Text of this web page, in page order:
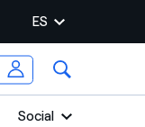
ES
Social